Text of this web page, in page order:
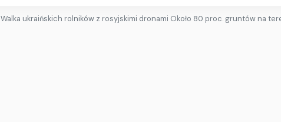
Walka ukraińskich rolników z rosyjskimi dronami Około 80 proc. gruntów na